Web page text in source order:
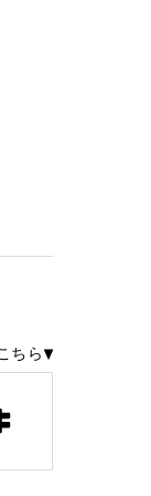
ちら